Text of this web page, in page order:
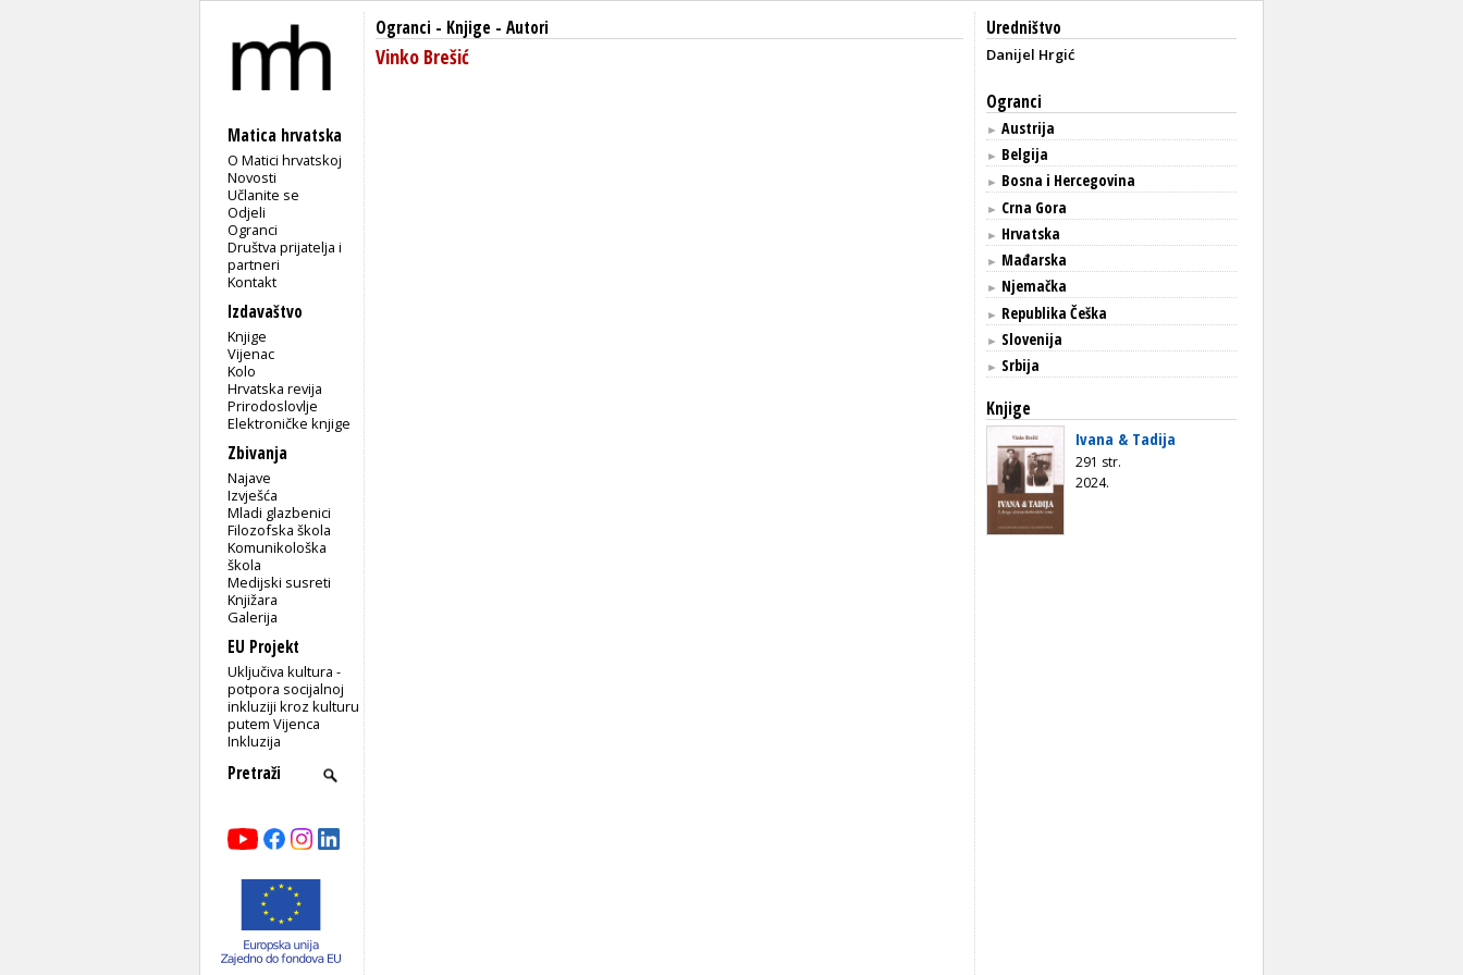
Matica hrvatska
O Matici hrvatskoj
Novosti
Učlanite se
Odjeli
Ogranci
Društva prijatelja i
partneri
Kontakt
Izdavaštvo
Knjige
Vijenac
Kolo
Hrvatska revija
Prirodoslovlje
Elektroničke knjige
Zbivanja
Najave
Izvješća
Mladi glazbenici
Filozofska škola
Komunikološka
škola
Medijski susreti
Knjižara
Galerija
EU Projekt
Uključiva kultura -
potpora socijalnoj
inkluziji kroz kulturu
putem Vijenca
Inkluzija
Ogranci - Knjige - Autori
Vinko Brešić
Uredništvo
Danijel Hrgić
Ogranci
► Austrija
► Belgija
► Bosna i Hercegovina
► Crna Gora
► Hrvatska
► Mađarska
► Njemačka
► Republika Češka
► Slovenija
► Srbija
Knjige
Ivana & Tadija
291 str.
2024.